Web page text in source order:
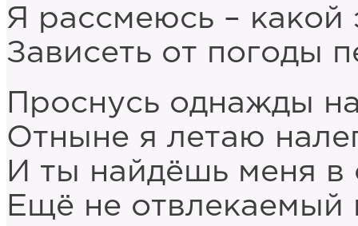
Я рассмеюсь – какой
Зависеть от погоды
Проснусь однажды
Отныне я летаю
И ты найдёшь меня в
Ещё не отвлекаемый